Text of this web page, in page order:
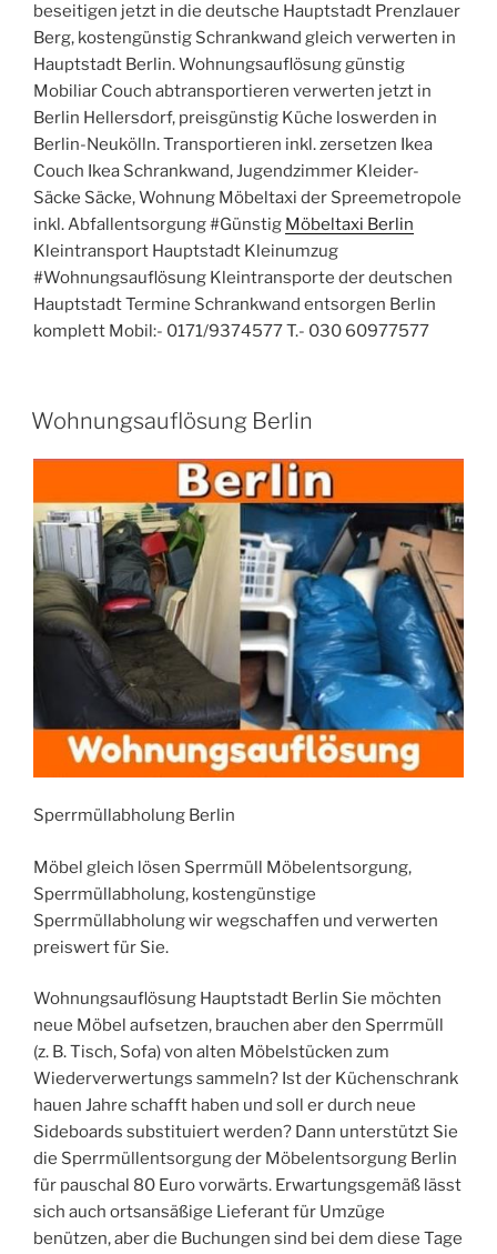
beseitigen jetzt in die deutsche Hauptstadt Prenzlauer
Berg, kostengünstig Schrankwand gleich verwerten in
Hauptstadt Berlin. Wohnungsauflösung günstig
Mobiliar Couch abtransportieren verwerten jetzt in
Berlin Hellersdorf, preisgünstig Küche loswerden in
Berlin-Neukölln. Transportieren inkl. zersetzen Ikea
Couch Ikea Schrankwand, Jugendzimmer Kleider-
Säcke Säcke, Wohnung Möbeltaxi der Spreemetropole
inkl. Abfallentsorgung #Günstig Möbeltaxi Berlin
Kleintransport Hauptstadt Kleinumzug
#Wohnungsauflösung Kleintransporte der deutschen
Hauptstadt Termine Schrankwand entsorgen Berlin
komplett Mobil:- 0171/9374577 T.- 030 60977577
VERÖFFENTLICHT
AM
Wohnungsauflösung Berlin
Sperrmüllabholung Berlin
Möbel gleich lösen Sperrmüll Möbelentsorgung,
Sperrmüllabholung, kostengünstige
Sperrmüllabholung wir wegschaffen und verwerten
preiswert für Sie.
Wohnungsauflösung Hauptstadt Berlin Sie möchten
neue Möbel aufsetzen, brauchen aber den Sperrmüll
(z. B. Tisch, Sofa) von alten Möbelstücken zum
Wiederverwertungs sammeln? Ist der Küchenschrank
hauen Jahre schafft haben und soll er durch neue
Sideboards substituiert werden? Dann unterstützt Sie
die Sperrmüllentsorgung der Möbelentsorgung Berlin
für pauschal 80 Euro vorwärts. Erwartungsgemäß lässt
sich auch ortsansäßige Lieferant für Umzüge
benützen, aber die Buchungen sind bei dem diese Tage